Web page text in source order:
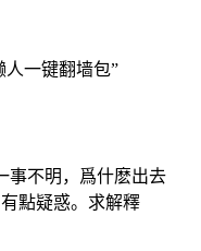
人一键翻墙包”
事不明，爲什麽出去
點疑惑。求解釋